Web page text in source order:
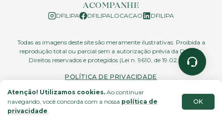
ACOMPANHE
DFILIPA DFILIPALOCACAO DFILIPA
Todas as imagens deste site são meramente ilustrativas. Proibida a
reprodução total ou parcial sem a autorização prévia da D.Filipa.
Direitos reservados e protegidos (Lei n. 9610, de 19.02.1998)
POLÍTICA DE PRIVACIDADE
site feito por
Atenção! Utilizamos cookies. Ao continuar
navegando, você concorda com a nossa política de
privacidade.
OK